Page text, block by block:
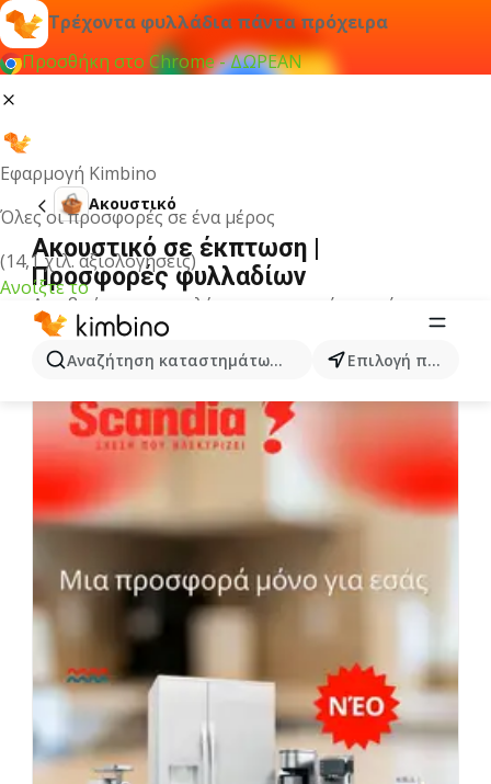
Τρέχοντα φυλλάδια πάντα πρόχειρα
Προσθήκη στο Chrome - ΔΩΡΕΑΝ
Εφαρμογή Kimbino
Όλες οι προσφορές σε ένα μέρος
(14,1 χιλ. αξιολογήσεις)
Ανοίξτε το
Αναζήτηση καταστημάτων, κατηγοριών, προϊόντων...
Επιλογή πόλης
Ακουστικό
Ακουστικό σε έκπτωση |
Προσφορές φυλλαδίων
Δεν βρήκαμε αποτελέσματα για αυτόν τον όρο.
Άλλα φυλλάδια από την κατηγορία